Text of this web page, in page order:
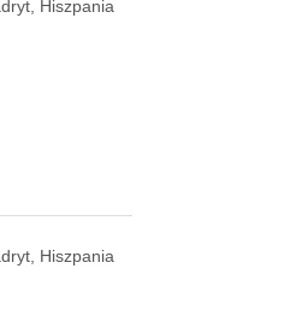
Hiszpania
Hiszpania